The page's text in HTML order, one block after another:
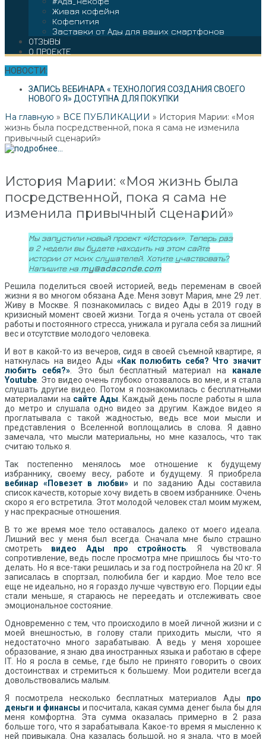
Живая кофейня
Кофепития
Заставки от Ады для ваших смартфонов
ОТЗЫВЫ
О ПРОЕКТЕ
НОВОСТИ:
ЗАПИСЬ ВЕБИНАРА « ТЕХНОЛОГИЯ СОЗДАНИЯ СВОЕГО
НОВОГО Я» ДОСТУПНА ДЛЯ ПОКУПКИ
На главную » ВСЕ ПУБЛИКАЦИИ » История Марии: «Моя
жизнь была посредственной, пока я сама не изменила
привычный сценарий»
История Марии: «Моя жизнь была
посредственной, пока я сама не
изменила привычный сценарий»
Мы запустили новый проект «Истории». Теперь раз
в 2 недели вы будете находить на этом сайте
истории от моих слушателей. Хотите участвовать?
Напишите на my@adaconde.com
Решила поделиться своей историей, ведь переменам в своей
жизни я во многом обязана Аде. Меня зовут Мария, мне 29 лет.
Живу в Москве. Я познакомилась с видео Ады в 2019 году в
кризисный момент своей жизни. Тогда я очень устала от своей
работы и постоянного стресса, унижала и ругала себя за лишний
вес и отсутствие молодого человека.
И вот в какой-то из вечеров, сидя в своей съемной квартире, я
наткнулась на видео Ады «Как полюбить себя? Что значит
любить себя?». Это был бесплатный материал на канале
Youtube . Это видео очень глубоко отозвалось во мне, и я стала
слушать другие видео. Потом я познакомилась с бесплатными
материалами на сайте Ады . Каждый день после работы я шла
до метро и слушала одно видео за другим. Каждое видео я
проглатывала с такой жадностью, ведь все мои мысли и
представления о Вселенной воплощались в слова. Я давно
замечала, что мысли материальны, но мне казалось, что так
считаю только я.
Так постепенно менялось мое отношение к будущему
избраннику, своему весу, работе и будущему. Я приобрела
вебинар «Повезет в любви»и по заданию Ады составила
список качеств, которые хочу видеть в своем избраннике. Очень
скоро я его встретила. Этот молодой человек стал моим мужем,
у нас прекрасные отношения.
В то же время мое тело оставалось далеко от моего идеала.
Лишний вес у меня был всегда. Сначала мне было страшно
смотреть видео Ады про стройность . Я чувствовала
сопротивление, ведь после просмотра мне пришлось бы что-то
делать. Но я все-таки решилась и за год постройнела на 20 кг. Я
записалась в спортзал, полюбила бег и кардио. Мое тело все
еще не идеально, но я гораздо лучше чувствую его. Порции еды
стали меньше, я стараюсь не переедать и отслеживать свое
эмоциональное состояние.
Одновременно с тем, что происходило в моей личной жизни и с
моей внешностью, в голову стали приходить мысли, что я
недостаточно много зарабатываю. А ведь у меня хорошее
образование, я знаю два иностранных языка и работаю в сфере
IT. Но я росла в семье, где было не принято говорить о своих
достоинствах и стремиться к большему. Мои родители всегда
довольствовались малым.
Я посмотрела несколько бесплатных материалов Ады про
деньги и финансы и посчитала, какая сумма денег была бы для
меня комфортна. Эта сумма оказалась примерно в 2 раза
больше того, что я зарабатывала. Какое-то время я мысленно к
ней привыкала. Она казалась большой, но я знала, что в моей